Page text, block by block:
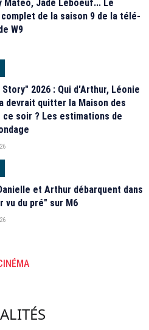
Matéo, Jade Leboeuf... Le
de la saison 9 de la télé-
W9
2026 : Qui d'Arthur, Léonie
devrait quitter la Maison des
soir ? Les estimations de
et Arthur débarquent dans
vu du pré" sur M6